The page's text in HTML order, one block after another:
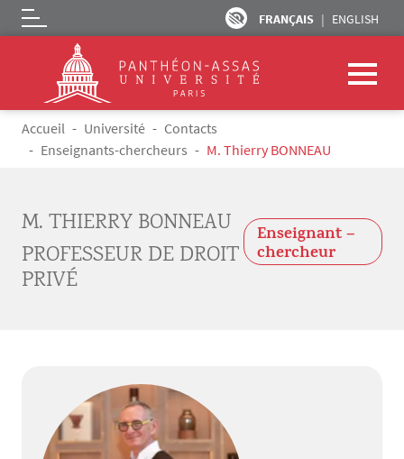
Aller au contenu principal
FRANÇAIS ENGLISH
Logo
Fil d'Ariane
Accueil Université
Contacts
Enseignants-chercheurs
M. Thierry BONNEAU
M. THIERRY BONNEAU
PROFESSEUR DE DROIT
PRIVÉ
Enseignant –
chercheur